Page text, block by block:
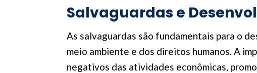
Salvaguardas e
As salvaguardas são fundamentais para o
meio ambiente e dos direitos humanos. A
negativos das atividades econômicas,